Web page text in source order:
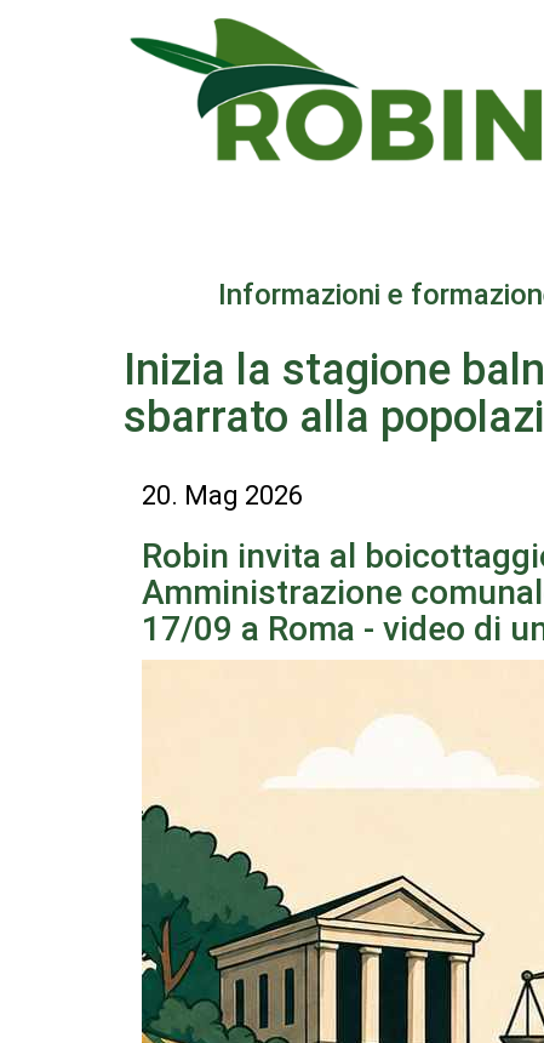
Informazioni e
Inizia la stagione
sbarrato alla
20. Mag 2026
Robin invita al
Amministrazione
17/09 a Roma - video di